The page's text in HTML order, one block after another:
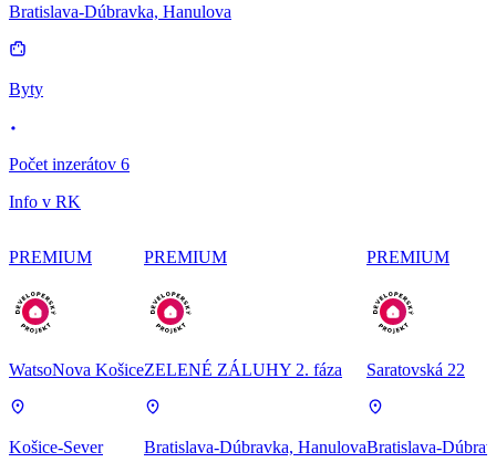
Bratislava-Dúbravka, Hanulova
Byty
Počet inzerátov 6
Info v RK
PREMIUM
WatsoNova Košice
Košice-Sever
PREMIUM
ZELENÉ ZÁLUHY 2. fáza
Bratislava-Dúbravka, Hanulova
PREMIUM
Saratovská 22
Bratislava-